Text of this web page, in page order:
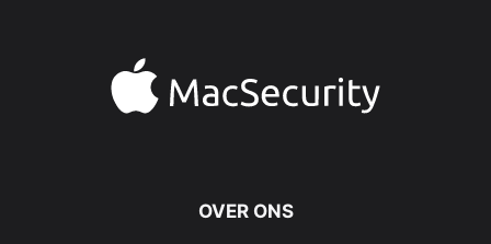
OVER ONS